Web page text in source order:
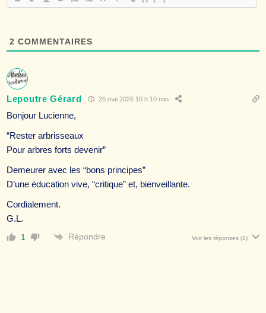
2 COMMENTAIRES
Lepoutre Gérard 26 mai 2026 10 h 10 min
Bonjour Lucienne,
“Rester arbrisseaux
Pour arbres forts devenir”
Demeurer avec les “bons principes”
D’une éducation vive, “critique” et, bienveillante.
Cordialement.
G.L.
1 Répondre Voir les réponses (1)